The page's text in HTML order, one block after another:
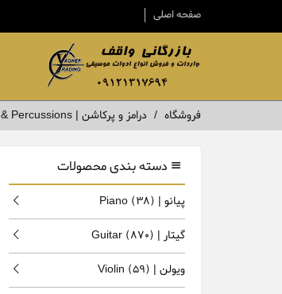
صفحه اصلی
فروشگاه درامز و پرکاشن | Drums & Percussions
دسته بندی محصولات
پیانو | Piano (38)
گیتار | Guitar (870)
ویولن | Violin (59)